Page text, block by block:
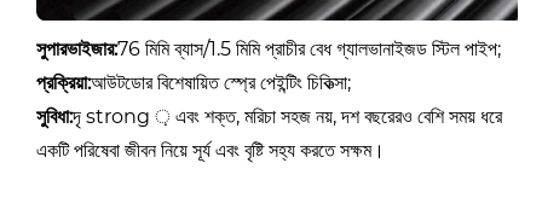
সুপারভাইজার:76 মিমি ব্যাস/1.5 মিমি প্রাচীর বেধ গ্যালভানাইজড স্টিল পাইপ;
প্রক্রিয়া:আউটডোর বিশেষায়িত স্প্রে পেইন্টিং চিকিত্সা;
সুবিধা:দৃ strong ় এবং শক্ত, মরিচা সহজ নয়, দশ বছরেরও বেশি সময় ধরে
একটি পরিষেবা জীবন নিয়ে সূর্য এবং বৃষ্টি সহ্য করতে সক্ষম।